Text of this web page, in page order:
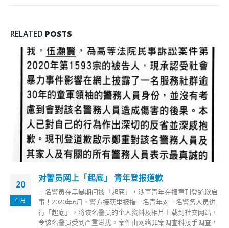
RELATED POSTS
11
12 月
梁振英批罗冠聪“民主峰会”发言内容空洞无人关注
美国举办所谓“领导人民主峰会”并邀请反中乱港分子罗冠聪之
流参加。全国政协副主席、香港前特首梁振英昨日（10日）在
社交平台发文，指罗冠聪事前已大锣大鼓宣传自己获邀，但仅
在线上发言3分钟，而且内容空洞，形容“十足copy and paste